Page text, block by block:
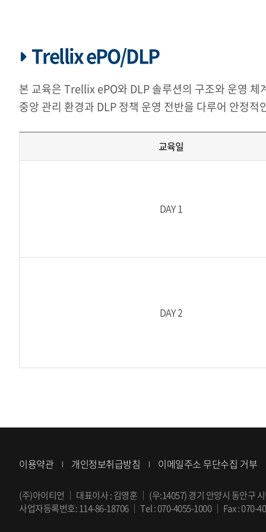
Trellix ePO/DLP
본 교육은 Trellix ePO와 DLP 솔루션의 구조와 운영
중앙 관리 환경과 DLP 정책 운영 전반을 다루어 안정
교육일
DAY 1
DAY 2
이용약관 개인정보취급방침 이메일주소 무단수집 거부
(주)아이티언 ｜ 대표이사 : 김영훈 ｜ (우:14057) 경기 안양시 동안구
사업자등록번호: 114-86-18706｜Tel :070-4055-1000 ｜ Fax : 070-